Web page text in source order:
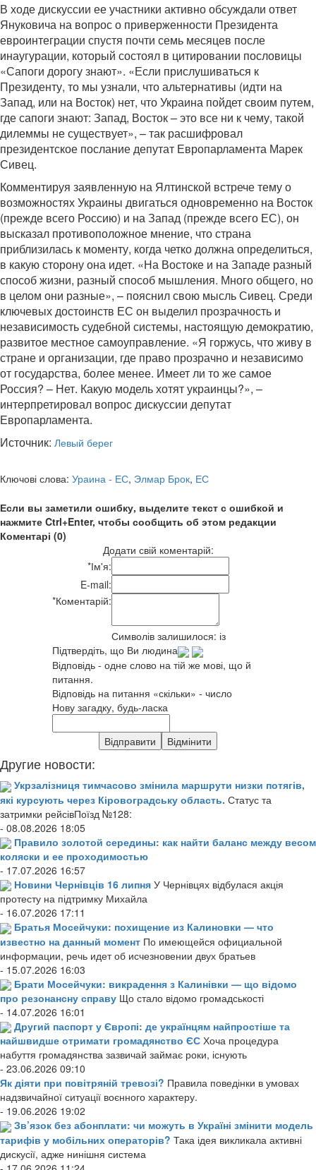
В ходе дискуссии ее участники активно обсуждали ответ
Януковича на вопрос о приверженности Президента
евроинтеграции спустя почти семь месяцев после
инаугурации, который состоял в цитировании пословицы
«Сапоги дорогу знают». «Если прислушиваться к
Президенту, то мы узнали, что альтернативы (идти на
Запад, или на Восток) нет, что Украина пойдет своим путем,
где сапоги знают: Запад, Восток – это все ни к чему, такой
дилеммы не существует», – так расшифровал
президентское послание депутат Европарламента Марек
Сивец.
Комментируя заявленную на Ялтинской встрече тему о
возможностях Украины двигаться одновременно на Восток
(прежде всего Россию) и на Запад (прежде всего ЕС), он
высказал противоположное мнение, что страна
приблизилась к моменту, когда четко должна определиться,
в какую сторону она идет. «На Востоке и на Западе разный
способ жизни, разный способ мышления. Много общего, но
в целом они разные», – пояснил свою мысль Сивец. Среди
ключевых достоинств ЕС он выделил прозрачность и
независимость судебной системы, настоящую демократию,
развитое местное самоуправление. «Я горжусь, что живу в
стране и организации, где право прозрачно и независимо
от государства, более менее. Имеет ли то же самое
Россия? – Нет. Какую модель хотят украинцы?», –
интерпретировал вопрос дискуссии депутат
Европарламента.
Источник: Левый берег
Ключові слова: Ураина - ЕС, Элмар Брок, ЕС
Если вы заметили ошибку, выделите текст с ошибкой и
нажмите Ctrl+Enter, чтобы сообщить об этом редакции
Коментарі (0)
Додати свій коментарій:
*Ім'я:
E-mail:
*Коментарій:
Символів залишилося: із
Підтвердіть, що Ви людина
Відповідь - одне слово на тій же мові, що й
питання.
Відповідь на питання «скільки» - число
Нову загадку, будь-ласка
Другие новости:
Укрзалізниця тимчасово змінила маршрути низки потягів,
які курсують через Кіровоградську область. Статус та
затримки рейсівПоїзд №128:
- 08.08.2026 18:05
Правило золотой середины: как найти баланс между весом
коляски и ее проходимостью
- 17.07.2026 16:57
Новини Чернівців 16 липня У Чернівцях відбулася акція
протесту на підтримку Михайла
- 16.07.2026 17:11
Братья Мосейчуки: похищение из Калиновки — что
известно на данный момент По имеющейся официальной
информации, речь идет об исчезновении двух братьев
- 15.07.2026 16:03
Брати Мосейчуки: викрадення з Калинівки — що відомо
про резонансну справу Що стало відомо громадськості
- 14.07.2026 16:01
Другий паспорт у Європі: де українцям найпростіше та
найшвидше отримати громадянство ЄС Хоча процедура
набуття громадянства зазвичай займає роки, існують
- 23.06.2026 09:10
Як діяти при повітряній тревозі? Правила поведінки в умовах
надзвичайної ситуації воєнного характеру.
- 19.06.2026 19:02
Зв’язок без абонплати: чи можуть в Україні змінити модель
тарифів у мобільних операторів? Така ідея викликала активні
дискусії, адже нинішня система